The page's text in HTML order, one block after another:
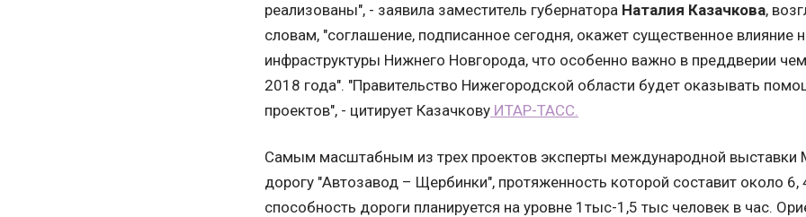
реализованы", - заявила заместитель губернатора Наталия Казачкова,
словам, "соглашение, подписанное сегодня, окажет существенное влияние
инфраструктуры Нижнего Новгорода, что особенно важно в преддверии
2018 года". "Правительство Нижегородской области будет оказывать
проектов", - цитирует Казачкову ИТАР-ТАСС.
Самым масштабным из трех проектов эксперты международной выставки
дорогу "Автозавод – Щербинки", протяженность которой составит около
способность дороги планируется на уровне 1тыс-1,5 тыс человек в час.